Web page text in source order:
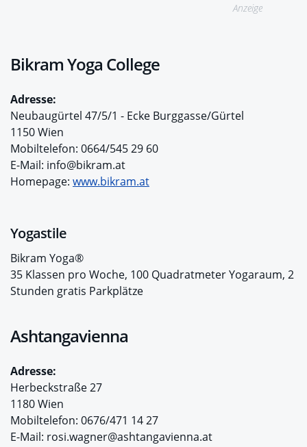
Anzeige
Bikram Yoga College
Adresse:
Neubaugürtel 47/5/1 - Ecke Burggasse/Gürtel
1150 Wien
Mobiltelefon: 0664/545 29 60
E-Mail: info@bikram.at
Homepage: www.bikram.at
Yogastile
Bikram Yoga®
35 Klassen pro Woche, 100 Quadratmeter Yogaraum, 2
Stunden gratis Parkplätze
Ashtangavienna
Adresse:
Herbeckstraße 27
1180 Wien
Mobiltelefon: 0676/471 14 27
E-Mail: rosi.wagner@ashtangavienna.at